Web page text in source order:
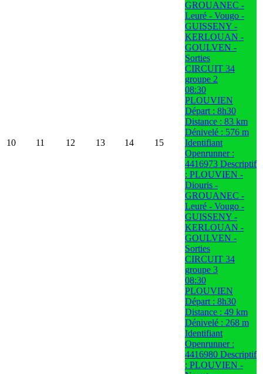
10 11 12 13 14 15
GROUANEC -
Leuré - Vougo -
GUISSENY -
KERLOUAN -
GOULVEN -
Sorties
CIRCUIT 34
groupe 2
08:30
PLOUVIEN
Départ : 8h30
Distance : 83 km
Dénivelé : 576 m
Identifiant
Openrunner :
4416973 Descriptif
: PLOUVIEN -
Diouris -
GROUANEC -
Leuré - Vougo -
GUISSENY -
KERLOUAN -
GOULVEN -
Sorties
CIRCUIT 34
groupe 3
08:30
PLOUVIEN
Départ : 8h30
Distance : 49 km
Dénivelé : 268 m
Identifiant
Openrunner :
4416980 Descriptif
: PLOUVIEN -